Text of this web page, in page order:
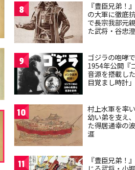
8
『豊臣兄弟！
の大軍に徹底
で長宗我部元
た武将・谷忠
9
ゴジラの咆哮
1954年公開『
音源を搭載し
目覚まし時計
10
村上水軍を率
幼い弟を支え
た得居通幸の
涯
11
『豊臣兄弟！